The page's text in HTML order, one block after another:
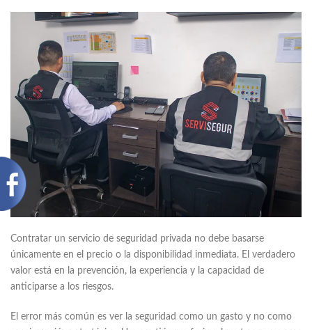
Contratar un servicio de seguridad privada no debe basarse
únicamente en el precio o la disponibilidad inmediata. El verdadero
valor está en la prevención, la experiencia y la capacidad de
anticiparse a los riesgos.
El error más común es ver la seguridad como un gasto y no como